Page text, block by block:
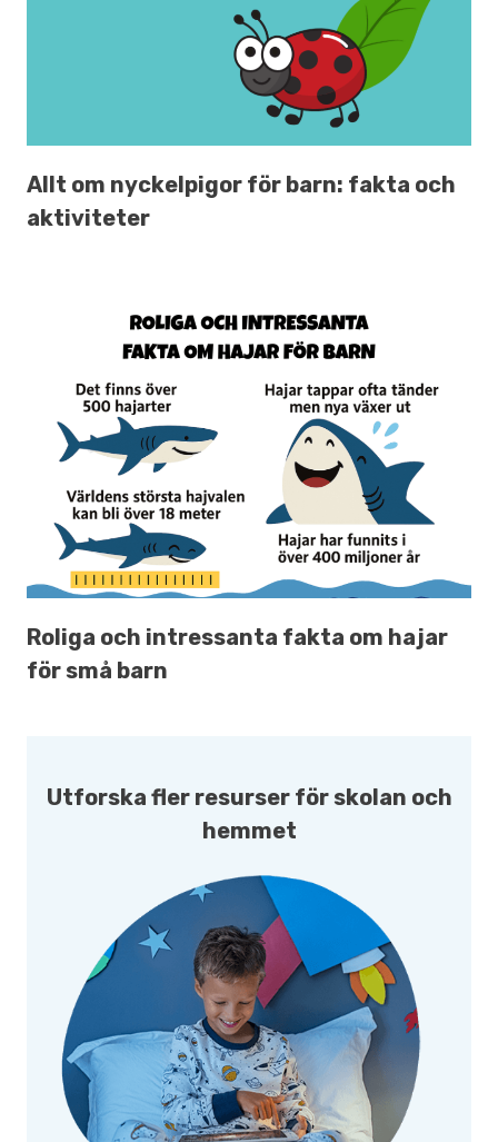
Allt om nyckelpigor för barn: fakta och
aktiviteter
Roliga och intressanta fakta om hajar
för små barn
Utforska fler resurser för skolan och
hemmet